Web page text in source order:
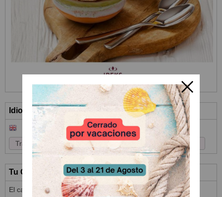
Idioma
Tu Carrito (0)
El carrito de la compra está vacío